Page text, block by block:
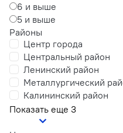
6 и выше
5 и выше
Районы
Центр города
Центральный район
Ленинский район
Металлургический
Калининский район
Показать еще 3